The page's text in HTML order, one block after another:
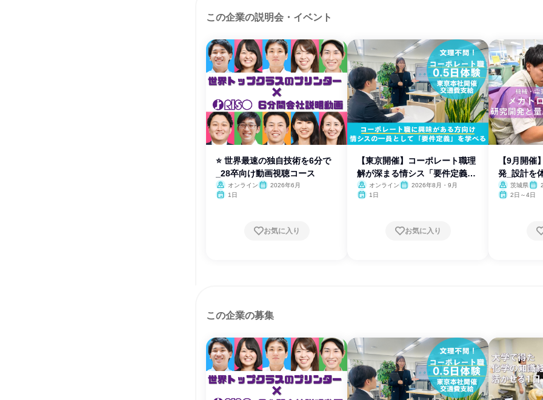
この企業の説明会・イベント
⭐ 世界最速の独自技術を6分で
_28卒向け動画視聴コース
オンライン
2026年6月
1日
お気に入り
【東京開催】コーポレート職理
解が深まる情シス「要件定義」
体験オンライン
2026年8月・9月
1日
お気に入り
【9月開催
発_設計を
茨城県
2日～4日
この企業の募集